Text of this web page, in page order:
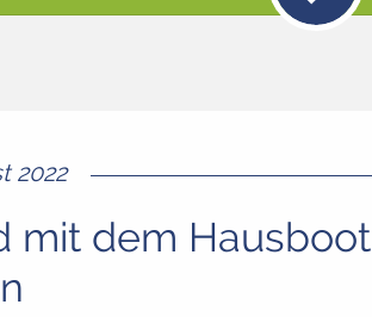
2022
mit dem Hausboot